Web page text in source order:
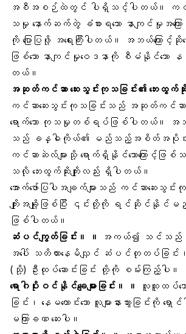
အစီအစဉ်ထဲတွင် ပါရှိသင့်ပါတယ်။ ကင်
သမှု နောက်ဆက်တွဲ ခံစားရသော နာကျင်မှုအက
ကို ပြောပြဖို့ အရေးကြီးပါတယ်။ အဘယ်ကြောင့်ဆိုသ
ဖြစ်သော နာကျင်မှုဝေဒနာကို စီမံနိုင်သော နည်း
တယ်။
အဆုတ်ကင်ဆာ ဆေးသွင်းကုသခြင်း၏ ဘေးထွက်ဆိုးကျို
ကင်ဆာဆေးသွင်းကုသခြင်းသည် အဆုတ်က
ရောက်သော ကုသမှုတစ်ရပ်ဖြစ်ပါတယ်။ အဘယ်
သည် ခန္ဓါကိုယ်၏ မည်သည့်အစိတ်အပိုင်း
ကင်ဆာဆဲလ်များသို့ ရောက်ရှိနိုင်သောကြောင့်
သလို ဘေးထွက်ဆိုးကျိုးလည်း ရှိပါတယ်။
အောက်ဖော်ပြပါအချက်များသည် ကင်ဆာဆေးသွ
ကျိုးအချို့ဖြစ်ပြီး ၎င်းတို့ကို ရင်ဆိုင်နိုင်မ
ဖြစ်ပါတယ်။
ဆံပင်ကျွတ်ခြင်း။ ။
အကယ်၍ သင်သည် ဆံ
အပေါ် သတိထားနေမိလျှင် ဆံပင်တုတပ်ခြင်း၊
(သို့) ဦးထုပ်ဆောင်းခြင်း တို့ကို စမ်းကြည့်ပါ။
ရောဂါပိုးဝင်နိုင်ချေများခြင်း။ ။
လူထူထပ်သော
ခြင်း၊ နေမကောင်းသော လူများနားသွားခြင်း
မကြာခဏ ဆေးပါ။